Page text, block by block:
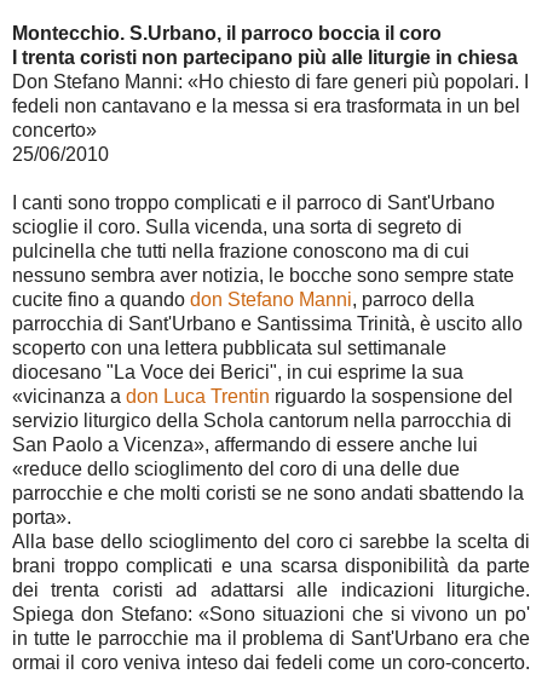
Montecchio. S.Urbano, il parroco boccia il coro
I trenta coristi non partecipano più alle liturgie in chiesa
Don Stefano Manni: «Ho chiesto di fare generi più popolari. I
fedeli non cantavano e la messa si era trasformata in un bel
concerto»
25/06/2010
I canti sono troppo complicati e il parroco di Sant'Urbano
scioglie il coro. Sulla vicenda, una sorta di segreto di
pulcinella che tutti nella frazione conoscono ma di cui
nessuno sembra aver notizia, le bocche sono sempre state
cucite fino a quando don Stefano Manni, parroco della
parrocchia di Sant'Urbano e Santissima Trinità, è uscito allo
scoperto con una lettera pubblicata sul settimanale
diocesano "La Voce dei Berici", in cui esprime la sua
«vicinanza a don Luca Trentin riguardo la sospensione del
servizio liturgico della Schola cantorum nella parrocchia di
San Paolo a Vicenza», affermando di essere anche lui
«reduce dello scioglimento del coro di una delle due
parrocchie e che molti coristi se ne sono andati sbattendo la
porta».
Alla base dello scioglimento del coro ci sarebbe la scelta di
brani troppo complicati e una scarsa disponibilità da parte
dei trenta coristi ad adattarsi alle indicazioni liturgiche.
Spiega don Stefano: «Sono situazioni che si vivono un po'
in tutte le parrocchie ma il problema di Sant'Urbano era che
ormai il coro veniva inteso dai fedeli come un coro-concerto.